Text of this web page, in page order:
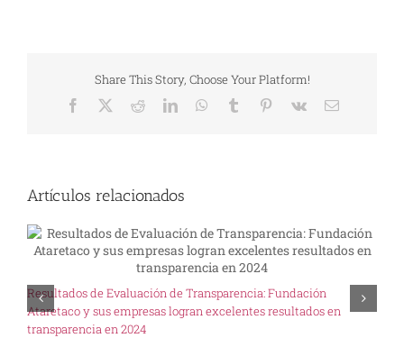
Share This Story, Choose Your Platform!
Facebook RedditLinkedInWhatsApp
Tumblr Pinterest
Vk
Correo
Artículos relacionados
Resultados de Evaluación de Transparencia: Fundación
Ataretaco y sus empresas logran excelentes resultados en
transparencia en 2024